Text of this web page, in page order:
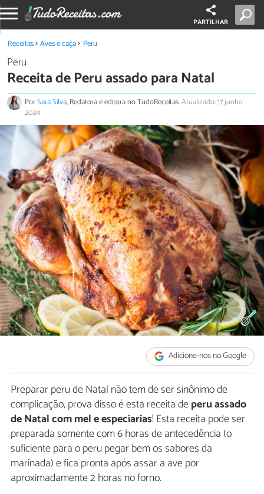
PARTILHAR
Receitas Aves e caça Peru
Peru
Receita de Peru assado para Natal
PorSara Silva, Redatora e editora no TudoReceitas.Atualizado: 17 junho
2024
Adicione-nos no Google
Preparar peru de Natal não tem de ser sinônimo de
complicação, prova disso é esta receita deperu assado
de Natal com mel e especiarias! Esta receita pode ser
preparada somente com 6 horas de antecedência (o
suficiente para o peru pegar bem os sabores da
marinada) e fica pronta após assar a ave por
aproximadamente 2 horas no forno.